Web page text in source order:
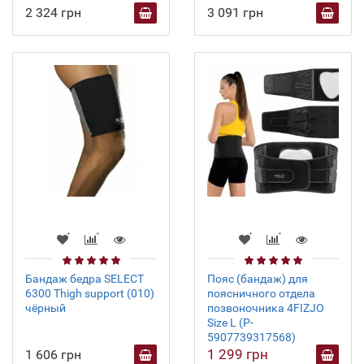
2 324 грн 3 091 грн
Бандаж бедра SELECT
6300 Thigh support (010)
чёрный
1 606 грн
Пояс (бандаж) для
поясничного отдела
позвоночника 4FIZJO
Size L (P-
5907739317568)
1 299 грн